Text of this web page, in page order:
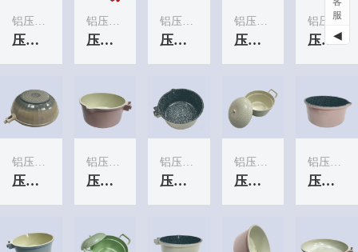
铝压铸服务
压铸烤盘
铝压铸服务
压铸烤盘
铝压铸服务
压铸烤盘
铝压铸服务
压铸炒锅
铝压铸服务
压铸炒锅
压铸炒锅 压铸汤锅 压铸汤锅 压铸汤锅 压铸汤锅
服
◀